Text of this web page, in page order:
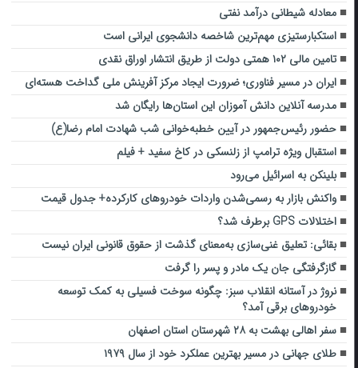
معادله شیطانی درآمد نفتی
استکبارستیزی مهم‌ترین شاخصه دانشجوی ایرانی است
تامین مالی ۱۰۲ همتی دولت از طریق انتشار اوراق نقدی
ایران در مسیر فناوری؛ ضرورت ایجاد مرکز آفرینش ملی گداخت هسته‌ای
مدرسه آنلاین دانش آموزان این استان‌ها رایگان شد
حضور رئیس‌جمهور در آیین خطبه‌خوانی شب شهادت امام رضا(ع)
استقبال ویژه ترامپ از زلنسکی در کاخ سفید + فیلم
بلینکن به اسرائیل می‌رود
واکنش بازار به رسمی‌شدن واردات خودروهای کارکرده+ جدول قیمت
اختلالات GPS برطرف شد؟
بقائی: تعلیق غنی‌سازی به‌معنای گذشت از حقوق قانونی ایران نیست
گازگرفتگی جان یک مادر و پسر را گرفت
نروژ در آستانه انقلاب سبز: چگونه سوخت‌ فسیلی به کمک توسعه
خودروهای برقی آمد؟
سفر اهالی بهشت به ۲۸ شهرستان استان اصفهان
طلای جهانی در مسیر بهترین عملکرد خود از سال ۱۹۷۹